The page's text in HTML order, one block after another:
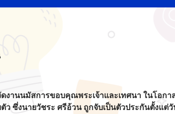
านนมัสการขอบคุณพระเจ้าและเทศนา ในโอก
ซึ่งนายวัชระ ศรีอ้วน ถูกจับเป็นตัวประกันตั้งแต่